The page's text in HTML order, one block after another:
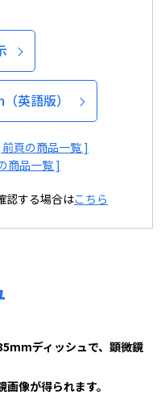
英語版）
前頁の商品一覧 ]
商品一覧 ]
認する場合はこちら
ディッシュで、顕微鏡
像が得られます。